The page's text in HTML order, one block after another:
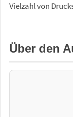
Vielzahl von
Über den